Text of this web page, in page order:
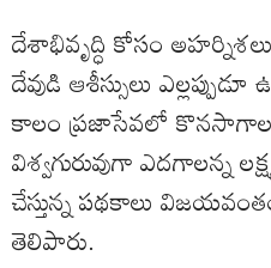
దేశాభివృద్ధి కోసం అహర్నిశలు
దేవుడి ఆశీస్సులు
కాలం ప్రజాసేవలో
విశ్వగురువుగా ఎదగాలన్న
చేస్తున్న పథకాలు
తెలిపారు.